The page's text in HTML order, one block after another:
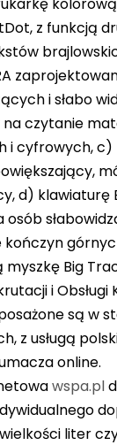
z funkcją
i słabo
czytanie
i cyfrowych,
d) klawiaturę
osób
kończyn
myszkę Big
i Obsługi
są w
z usługą
online.
wspa.pl
liter